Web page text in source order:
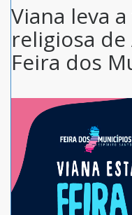
Viana leva
religiosa
Feira dos